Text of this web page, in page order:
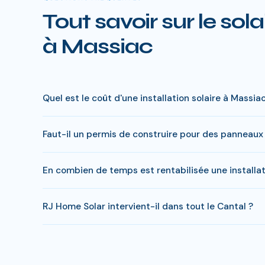
Tout savoir sur le
à Massiac
Quel est le coût d'une installation solaire à
charge peut descendre sous 4 000 € pour une
Faut-il un permis de construire pour des
Home Solar gère toutes ces démarches sans surcoût.
En combien de temps est rentabilisée une
ans, soit des economies cumulees de 20 000 a 40 000
RJ Home Solar intervient-il dans tout le Cantal ?